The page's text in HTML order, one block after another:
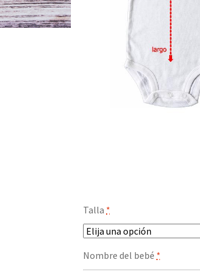
Talla *
Nombre del bebé *